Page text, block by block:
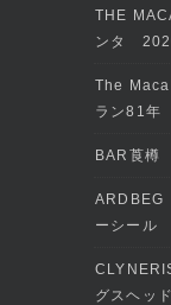
THE
ンタ
The
ラン81
BAR莨
ーシール
グスヘッ